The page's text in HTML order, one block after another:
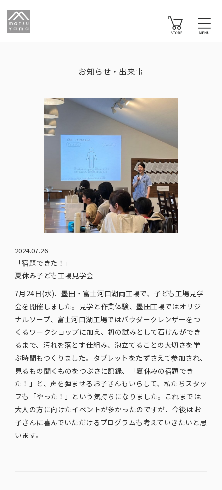
お知らせ・出来事
2024.07.26
「宿題できた！」
夏休み子ども工場見学会
7月24日(水)、墨田・富士河口湖両工場で、子ども工場見学
会を開催しました。見学と作業体験、墨田工場ではオリジ
ナルソープ、富士河口湖工場ではパウダークレンザーをつ
くるワークショップに加え、初の試みとして石けんができ
るまで、汚れを落とす仕組み、泡立てることの大切さを学
ぶ時間もつくりました。タブレットをたずさえて参加され、
見るもの聞くものをつぶさに記録、「夏休みの宿題でき
た！」と、声を弾ませるお子さんもいらして、私たちスタッ
フも「やった！」という気持ちになりました。これまでは
大人の方に向けたイベントが多かったのですが、今後はお
子さんに喜んでいただけるプログラムも考えていきたいと思
います。